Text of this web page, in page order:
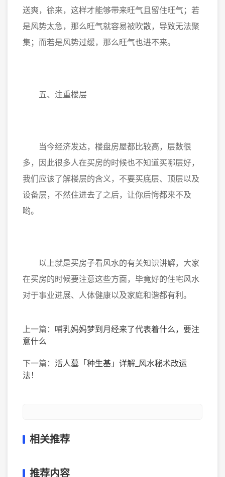
送爽，徐来，这样才能够带来旺气且留住旺气；若
是风势太急，那么旺气就容易被吹散，导致无法聚
集；而若是风势过缓，那么旺气也进不来。
五、注重楼层
当今经济发达，楼盘房屋都比较高，层数很
多，因此很多人在买房的时候也不知道买哪层好，
我们应该了解楼层的含义，不要买底层、顶层以及
设备层，不然住进去了之后，让你后悔都来不及
哟。
以上就是买房子看风水的有关知识讲解，大家
在买房的时候要注意这些方面，毕竟好的住宅风水
对于事业进展、人体健康以及家庭和谐都有利。
上一篇： 哺乳妈妈梦到月经来了代表着什么，要注
意什么
下一篇： 活人墓「种生基」详解_风水秘术改运
法！
相关推荐
推荐内容